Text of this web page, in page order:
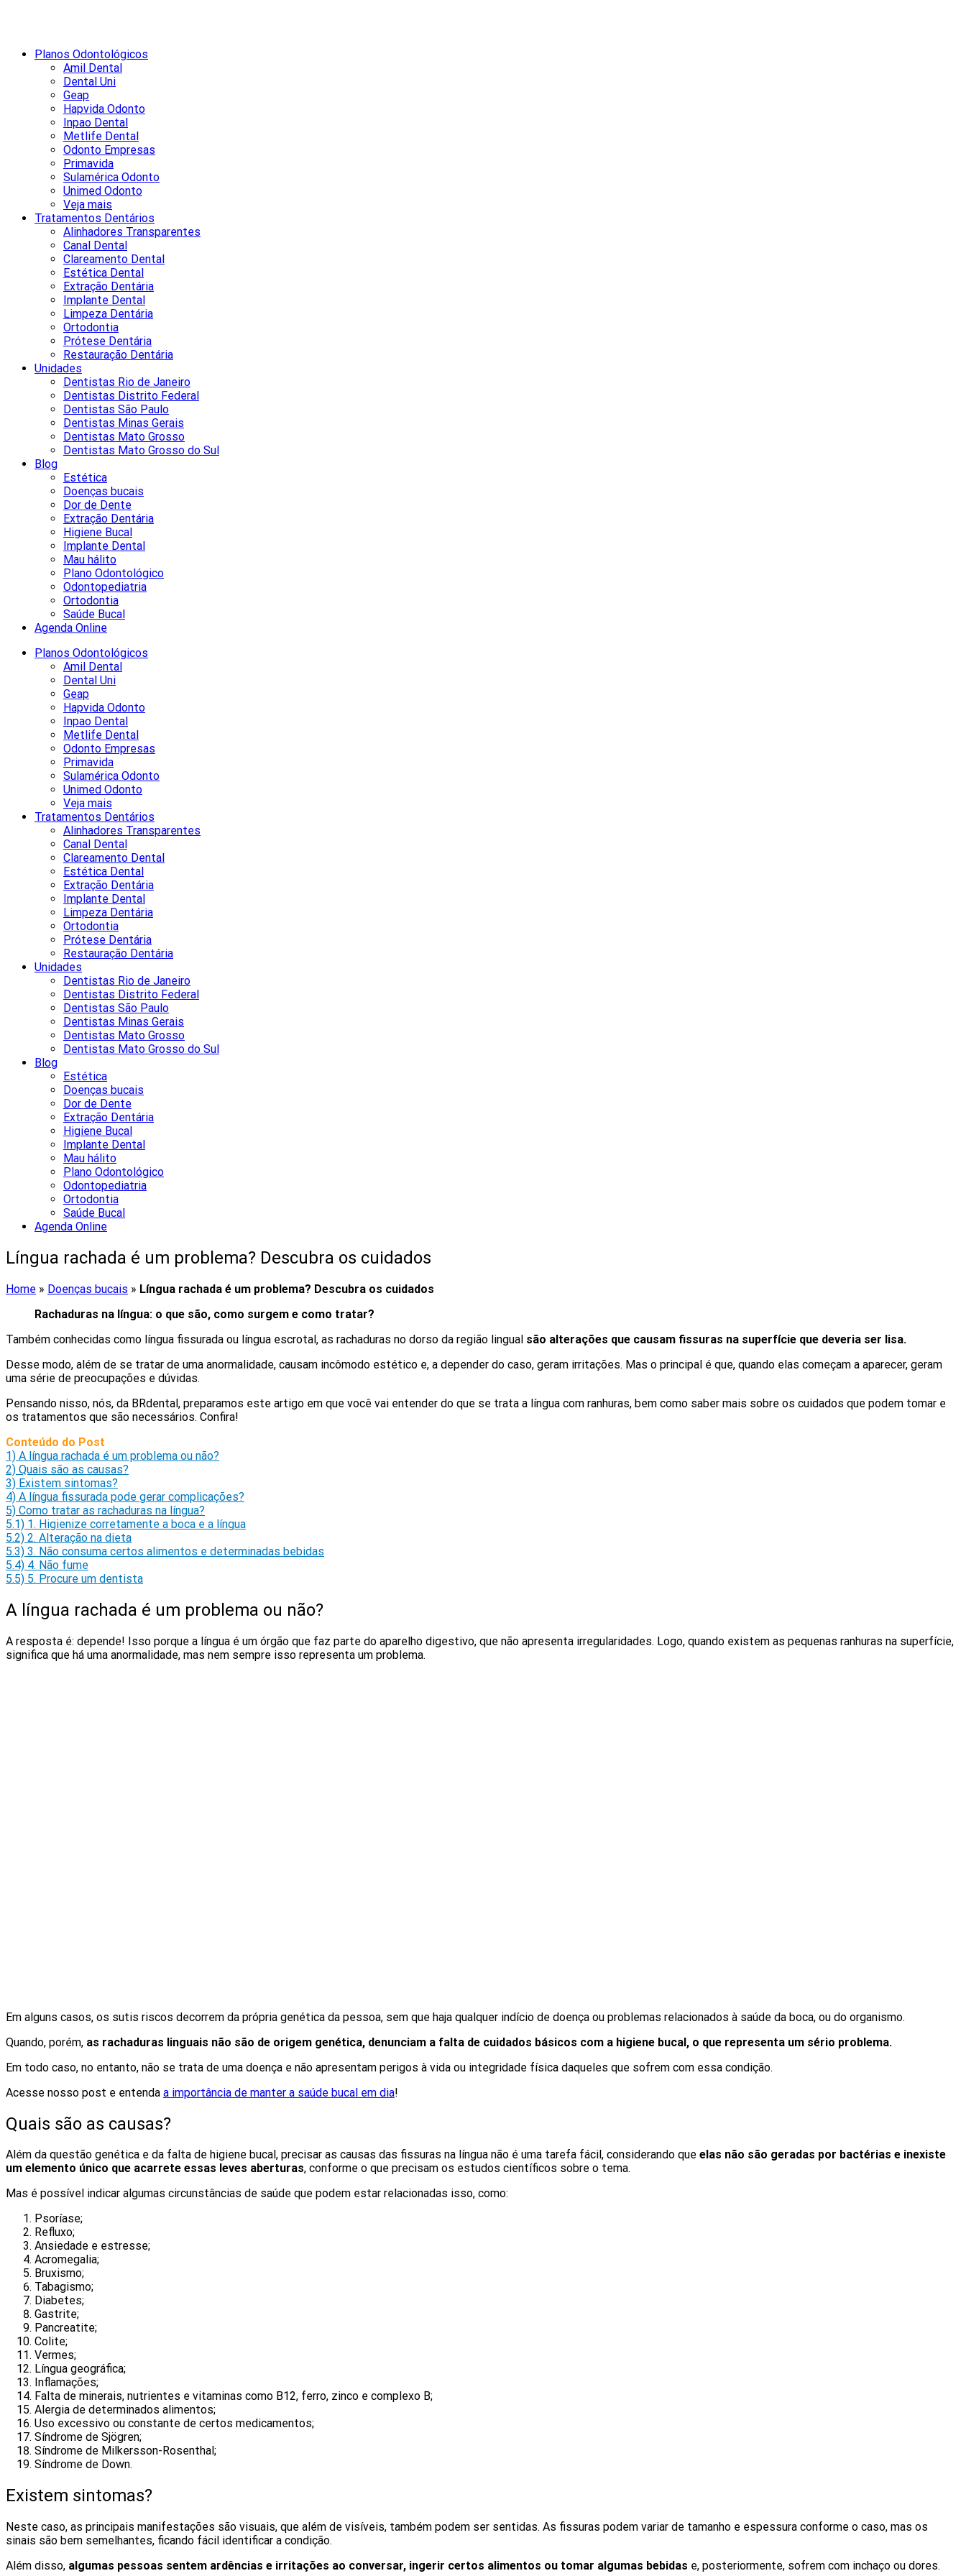
Planos Odontológicos
Amil Dental
Dental Uni
Geap
Hapvida Odonto
Inpao Dental
Metlife Dental
Odonto Empresas
Primavida
Sulamérica Odonto
Unimed Odonto
Veja mais
Tratamentos Dentários
Alinhadores Transparentes
Canal Dental
Clareamento Dental
Estética Dental
Extração Dentária
Implante Dental
Limpeza Dentária
Ortodontia
Prótese Dentária
Restauração Dentária
Unidades
Dentistas Rio de Janeiro
Dentistas Distrito Federal
Dentistas São Paulo
Dentistas Minas Gerais
Dentistas Mato Grosso
Dentistas Mato Grosso do Sul
Blog
Estética
Doenças bucais
Dor de Dente
Extração Dentária
Higiene Bucal
Implante Dental
Mau hálito
Plano Odontológico
Odontopediatria
Ortodontia
Saúde Bucal
Agenda Online
Planos Odontológicos
Amil Dental
Dental Uni
Geap
Hapvida Odonto
Inpao Dental
Metlife Dental
Odonto Empresas
Primavida
Sulamérica Odonto
Unimed Odonto
Veja mais
Tratamentos Dentários
Alinhadores Transparentes
Canal Dental
Clareamento Dental
Estética Dental
Extração Dentária
Implante Dental
Limpeza Dentária
Ortodontia
Prótese Dentária
Restauração Dentária
Unidades
Dentistas Rio de Janeiro
Dentistas Distrito Federal
Dentistas São Paulo
Dentistas Minas Gerais
Dentistas Mato Grosso
Dentistas Mato Grosso do Sul
Blog
Estética
Doenças bucais
Dor de Dente
Extração Dentária
Higiene Bucal
Implante Dental
Mau hálito
Plano Odontológico
Odontopediatria
Ortodontia
Saúde Bucal
Agenda Online
Língua rachada é um problema? Descubra os cuidados
Home » Doenças bucais » Língua rachada é um problema? Descubra os cuidados
Rachaduras na língua: o que são, como surgem e como tratar?
Também conhecidas como língua fissurada ou língua escrotal, as rachaduras no dorso da região lingual são alterações que causam fissuras na superfície que deveria ser lisa.
Desse modo, além de se tratar de uma anormalidade, causam incômodo estético e, a depender do caso, geram irritações. Mas o principal é que, quando elas começam a aparecer, geram
uma série de preocupações e dúvidas.
Pensando nisso, nós, da BRdental, preparamos este artigo em que você vai entender do que se trata a língua com ranhuras, bem como saber mais sobre os cuidados que podem tomar e
os tratamentos que são necessários. Confira!
Conteúdo do Post
1) A língua rachada é um problema ou não?
2) Quais são as causas?
3) Existem sintomas?
4) A língua fissurada pode gerar complicações?
5) Como tratar as rachaduras na língua?
5.1) 1. Higienize corretamente a boca e a língua
5.2) 2. Alteração na dieta
5.3) 3. Não consuma certos alimentos e determinadas bebidas
5.4) 4. Não fume
5.5) 5. Procure um dentista
A língua rachada é um problema ou não?
A resposta é: depende! Isso porque a língua é um órgão que faz parte do aparelho digestivo, que não apresenta irregularidades. Logo, quando existem as pequenas ranhuras na superfície,
significa que há uma anormalidade, mas nem sempre isso representa um problema.
Em alguns casos, os sutis riscos decorrem da própria genética da pessoa, sem que haja qualquer indício de doença ou problemas relacionados à saúde da boca, ou do organismo.
Quando, porém, as rachaduras linguais não são de origem genética, denunciam a falta de cuidados básicos com a higiene bucal, o que representa um sério problema.
Em todo caso, no entanto, não se trata de uma doença e não apresentam perigos à vida ou integridade física daqueles que sofrem com essa condição.
Acesse nosso post e entenda a importância de manter a saúde bucal em dia!
Quais são as causas?
Além da questão genética e da falta de higiene bucal, precisar as causas das fissuras na língua não é uma tarefa fácil, considerando que elas não são geradas por bactérias e inexiste
um elemento único que acarrete essas leves aberturas, conforme o que precisam os estudos científicos sobre o tema.
Mas é possível indicar algumas circunstâncias de saúde que podem estar relacionadas isso, como:
Psoríase;
Refluxo;
Ansiedade e estresse;
Acromegalia;
Bruxismo;
Tabagismo;
Diabetes;
Gastrite;
Pancreatite;
Colite;
Vermes;
Língua geográfica;
Inflamações;
Falta de minerais, nutrientes e vitaminas como B12, ferro, zinco e complexo B;
Alergia de determinados alimentos;
Uso excessivo ou constante de certos medicamentos;
Síndrome de Sjögren;
Síndrome de Milkersson-Rosenthal;
Síndrome de Down.
Existem sintomas?
Neste caso, as principais manifestações são visuais, que além de visíveis, também podem ser sentidas. As fissuras podem variar de tamanho e espessura conforme o caso, mas os
sinais são bem semelhantes, ficando fácil identificar a condição.
Além disso, algumas pessoas sentem ardências e irritações ao conversar, ingerir certos alimentos ou tomar algumas bebidas e, posteriormente, sofrem com inchaço ou dores.